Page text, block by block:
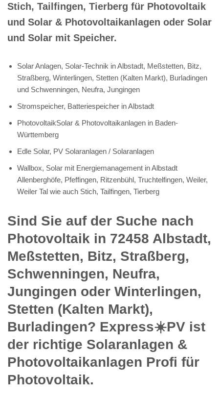
Stich, Tailfingen, Tierberg für Photovoltaik
und Solar & Photovoltaikanlagen oder Solar
und Solar mit Speicher.
Solar Anlagen, Solar-Technik in Albstadt, Meßstetten, Bitz,
Straßberg, Winterlingen, Stetten (Kalten Markt), Burladingen
und Schwenningen, Neufra, Jungingen
Stromspeicher, Batteriespeicher in Albstadt
PhotovoltaikSolar & Photovoltaikanlagen in Baden-
Württemberg
Edle Solar, PV Solaranlagen / Solaranlagen
Wallbox, Solar mit Energiemanagement in Albstadt
Allenberghöfe, Pfeffingen, Ritzenbühl, Truchtelfingen, Weiler,
Weiler Tal wie auch Stich, Tailfingen, Tierberg
Sind Sie auf der Suche nach
Photovoltaik in 72458 Albstadt,
Meßstetten, Bitz, Straßberg,
Schwenningen, Neufra,
Jungingen oder Winterlingen,
Stetten (Kalten Markt),
Burladingen? Express☀️PV️ ist
der richtige Solaranlagen &
Photovoltaikanlagen Profi für
Photovoltaik.